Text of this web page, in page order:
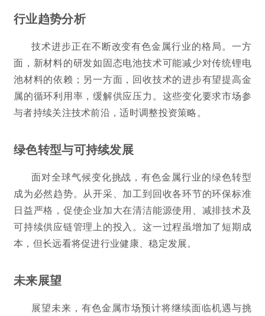
行业趋势分析
技术进步正在不断改变有色金属行业的格局。一方
面，新材料的研发如固态电池技术可能减少对传统锂电
池材料的依赖；另一方面，回收技术的进步有望提高金
属的循环利用率，缓解供应压力。这些变化要求市场参
与者持续关注技术前沿，适时调整投资策略。
绿色转型与可持续发展
面对全球气候变化挑战，有色金属行业的绿色转型
成为必然趋势。从开采、加工到回收各环节的环保标准
日益严格，促使企业加大在清洁能源使用、减排技术及
可持续供应链管理上的投入。这一过程虽增加了短期成
本，但长远看将促进行业健康、稳定发展。
未来展望
展望未来，有色金属市场预计将继续面临机遇与挑